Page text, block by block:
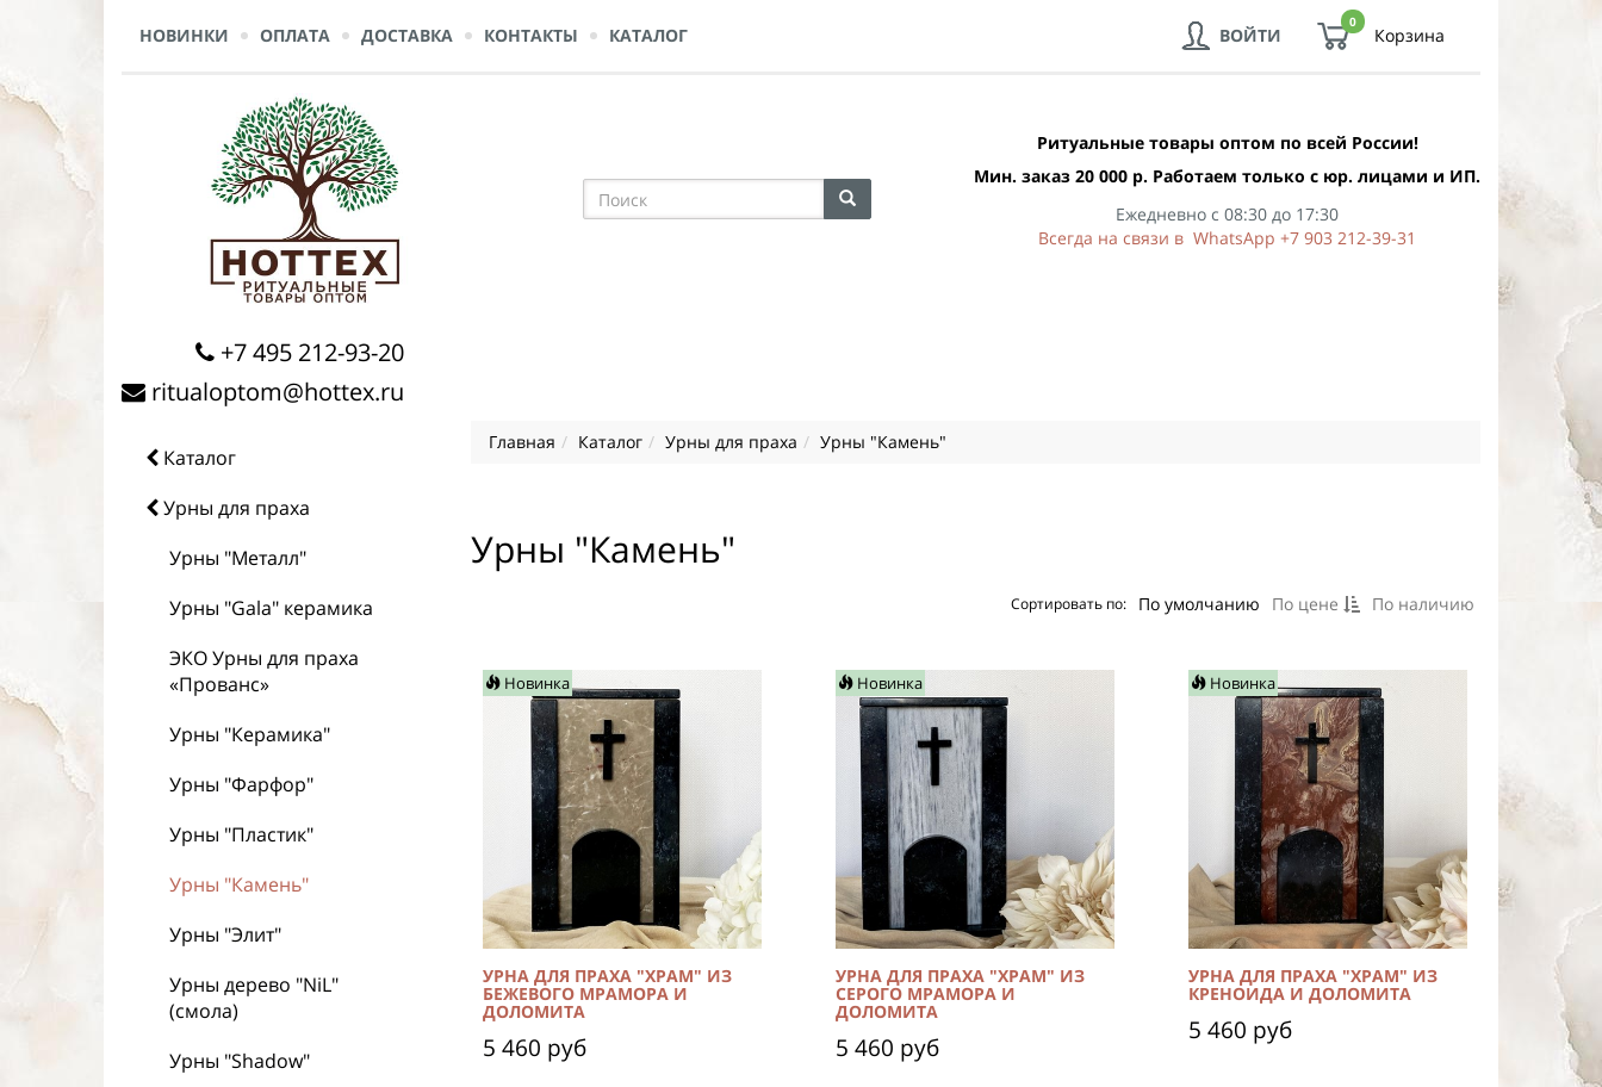
НОВИНКИ ОПЛАТА ДОСТАВКА КОНТАКТЫ КАТАЛОГ
0
Корзина
ВОЙТИ
Ритуальные товары оптом по всей России!
Мин. заказ 20 000 р. Работаем только с юр. лицами и ИП.
Ежедневно с 08:30 до 17:30
Всегда на связи в WhatsApp +7 903 212-39-31
+7 495 212-93-20
ritualoptom@hottex.ru
Каталог
Урны для праха
Урны "Металл"
Урны "Gala" керамика
ЭКО Урны для праха
«Прованс»
Урны "Керамика"
Урны "Фарфор"
Урны "Пластик"
Урны "Камень"
Урны "Элит"
Урны дерево "NiL"
(смола)
Урны "Shadow"
Главная Каталог Урны для праха Урны "Камень"
Урны "Камень"
Сортировать по: По умолчанию По цене По наличию
Новинка
УРНА ДЛЯ ПРАХА "ХРАМ" ИЗ
БЕЖЕВОГО МРАМОРА И
ДОЛОМИТА
5 460 руб
Новинка
УРНА ДЛЯ ПРАХА "ХРАМ" ИЗ
СЕРОГО МРАМОРА И
ДОЛОМИТА
5 460 руб
Новинка
УРНА ДЛЯ ПРАХА "ХРАМ" ИЗ
КРЕНОИДА И ДОЛОМИТА
5 460 руб